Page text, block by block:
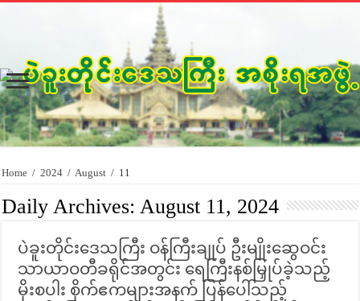
Home / 2024 / August / 11
Daily Archives:August 11, 2024
ပဲခူးတိုင်းဒေသကြီး ဝန်ကြီးချုပ် ဦးမျိုးဆွေဝင်း
သာယာဝတီခရိုင်အတွင်း ရေကြီးနစ်မြှုပ်ခဲ့သည့်
မိုးစပါး စိုက်ဧကများအနက် ပြန်ပေါ်သည့်